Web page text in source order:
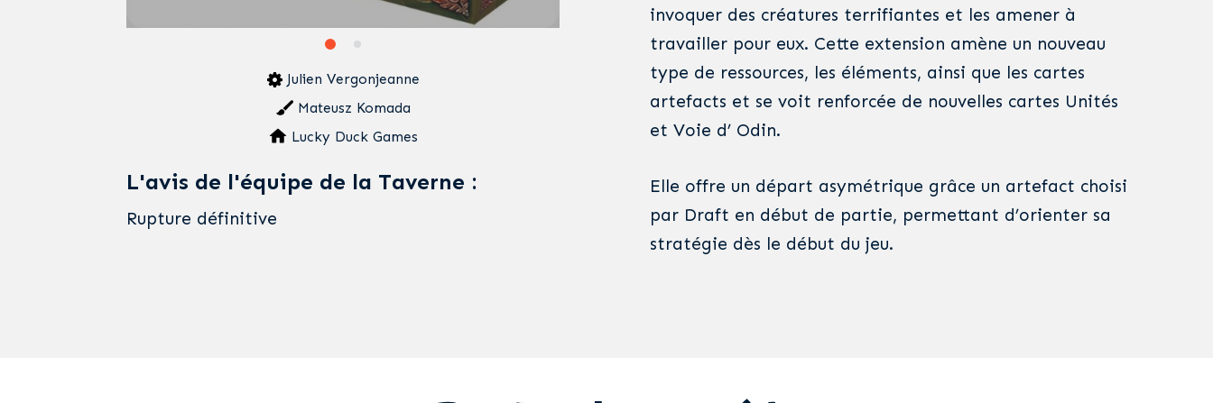
Julien Vergonjeanne
Mateusz Komada
Lucky Duck Games
L'avis de l'équipe de la Taverne :
Rupture définitive
invoquer des créatures terrifiantes et les amener à
travailler pour eux. Cette extension amène un nouveau
type de ressources, les éléments, ainsi que les cartes
artefacts et se voit renforcée de nouvelles cartes Unités
et Voie d’ Odin.
Elle offre un départ asymétrique grâce un artefact choisi
par Draft en début de partie, permettant d’orienter sa
stratégie dès le début du jeu.